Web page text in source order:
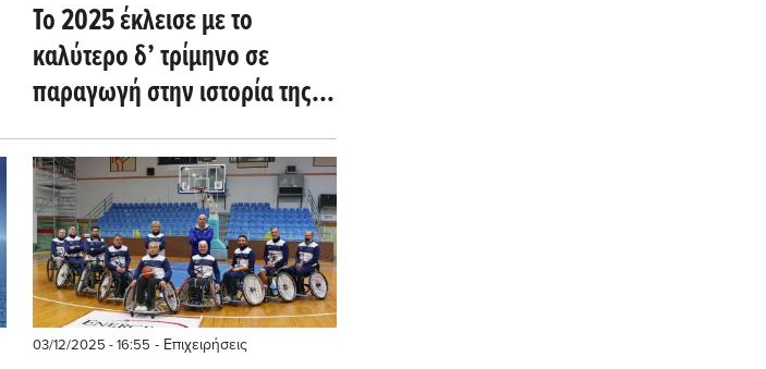
Το 2025 έκλεισε με το
καλύτερο δ’ τρίμηνο σε
παραγωγή στην ιστορία της
Energean
03/12/2025 - 16:55 - Επιχειρήσεις